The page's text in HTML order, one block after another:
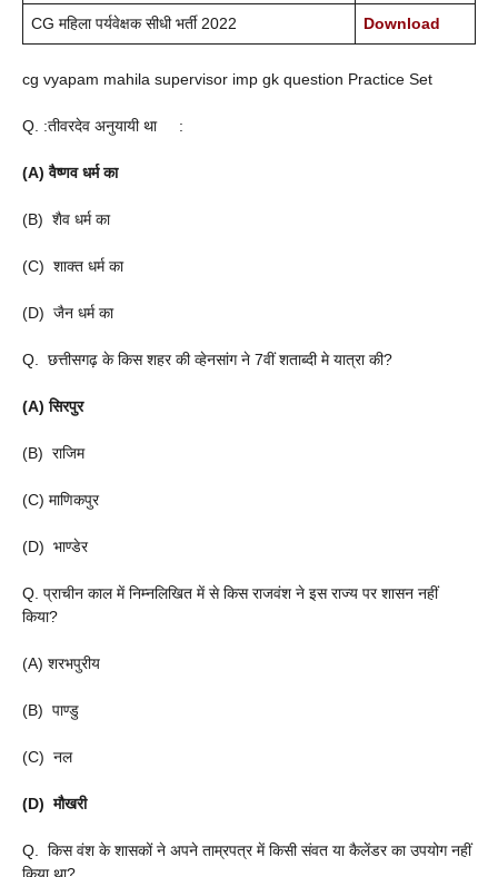
CG महिला पर्यवेक्षक सीधी भर्ती 2022 Download
cg vyapam mahila supervisor imp gk question Practice Set
Q. :तीवरदेव अनुयायी था :
(A) वैष्णव धर्म का
(B) शैव धर्म का
(C) शाक्त धर्म का
(D) जैन धर्म का
Q. छत्तीसगढ़ के किस शहर की व्हेनसांग ने 7वीं शताब्दी मे यात्रा की?
(A) सिरपुर
(B) राजिम
(C) माणिकपुर
(D) भाण्डेर
Q. प्राचीन काल में निम्नलिखित में से किस राजवंश ने इस राज्य पर शासन नहीं
किया?
(A) शरभपुरीय
(B) पाण्डु
(C) नल
(D) मौखरी
Q. किस वंश के शासकों ने अपने ताम्रपत्र में किसी संवत या कैलेंडर का उपयोग नहीं